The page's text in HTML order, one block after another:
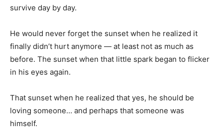
survive day by day.
He would never forget the sunset when he realized it
finally didn’t hurt anymore — at least not as much as
before. The sunset when that little spark began to flicker
in his eyes again.
That sunset when he realized that yes, he should be
loving someone… and perhaps that someone was
himself.